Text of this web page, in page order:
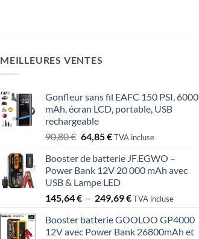
MEILLEURES VENTES
Gonfleur sans fil EAFC 150 PSI, 6000
mAh, écran LCD, portable, USB
rechargeable
90,80€ Le
initial
était :
90,80 €.
64,85€Le
actuel
est :
64,85 €.
TVA incluse
Booster de batterie JF.EGWO –
Power Bank 12V 20 000 mAh avec
USB & Lampe LED
145,64€ – 249,69€Plage
prix :
145,64 €
TVA incluse
Booster batterie GOOLOO GP4000
12V avec Power Bank 26800mAh et